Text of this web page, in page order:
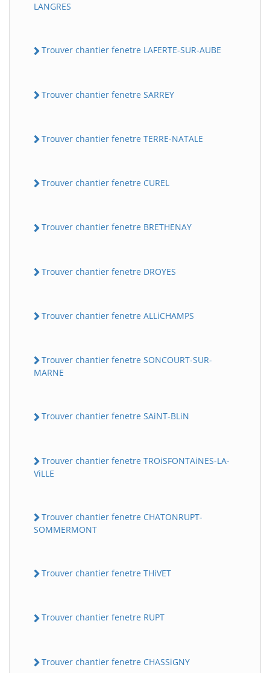
LANGRES
Trouver chantier fenetre LAFERTE-SUR-AUBE
Trouver chantier fenetre SARREY
Trouver chantier fenetre TERRE-NATALE
Trouver chantier fenetre CUREL
Trouver chantier fenetre BRETHENAY
Trouver chantier fenetre DROYES
Trouver chantier fenetre ALLiCHAMPS
Trouver chantier fenetre SONCOURT-SUR-
MARNE
Trouver chantier fenetre SAiNT-BLiN
Trouver chantier fenetre TROiSFONTAiNES-LA-
ViLLE
Trouver chantier fenetre CHATONRUPT-
SOMMERMONT
Trouver chantier fenetre THiVET
Trouver chantier fenetre RUPT
Trouver chantier fenetre CHASSiGNY